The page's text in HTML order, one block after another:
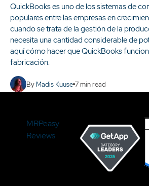
QuickBooks es uno de los sistemas de
populares entre las empresas en
cuando se trata de la gestión de la
necesita una cantidad considerable de
aquí cómo hacer que QuickBooks
fabricación.
By Madis Kuuse 7min read
MRPeasy
Reviews